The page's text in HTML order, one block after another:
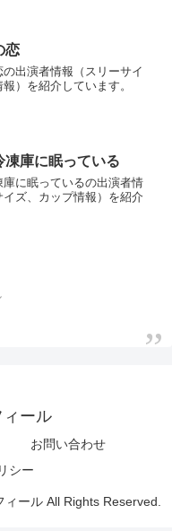
恋
の出演者情報（スリーサイ
）を紹介しています。
凍庫に眠っている
庫に眠っているの出演者情
イズ、カップ情報）を紹介
ール
お問い合わせ
シー
ール All Rights Reserved.